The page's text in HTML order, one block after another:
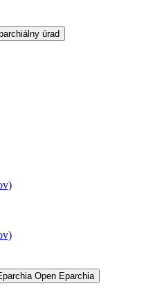
úrad
Open Eparchia